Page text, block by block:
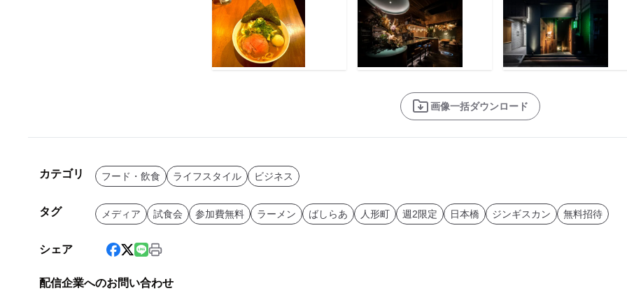
画像一括ダウンロード
カテゴリ フード・飲食 ライフスタイル ビジネス
タグ メディア 試食会 参加費無料 ラーメン ばしらあ 人形町 週2限定 日本橋 ジンギスカン 無料招待
シェア
配信企業へのお問い合わせ